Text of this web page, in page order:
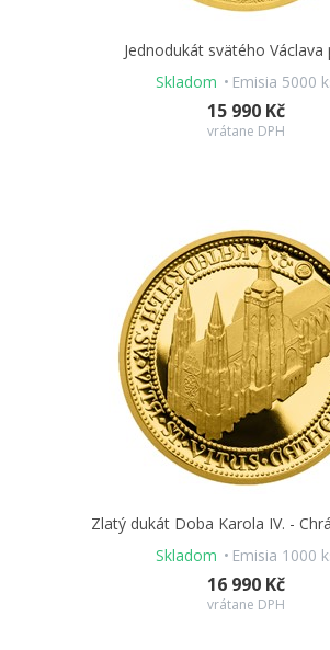
Jednodukát svätého
Skladom
Emisia 5000
15 990 Kč
vrátane DPH
Zlatý dukát Doba Karola IV. -
Skladom
Emisia 1000
16 990 Kč
vrátane DPH